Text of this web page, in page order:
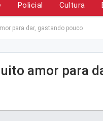
Policial Cultura
para dar, gastando pouco
amor para